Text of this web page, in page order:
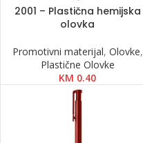
2001 – Plastična hemijska
olovka
Promotivni materijal, Olovke,
Plastične Olovke
KM 0.40